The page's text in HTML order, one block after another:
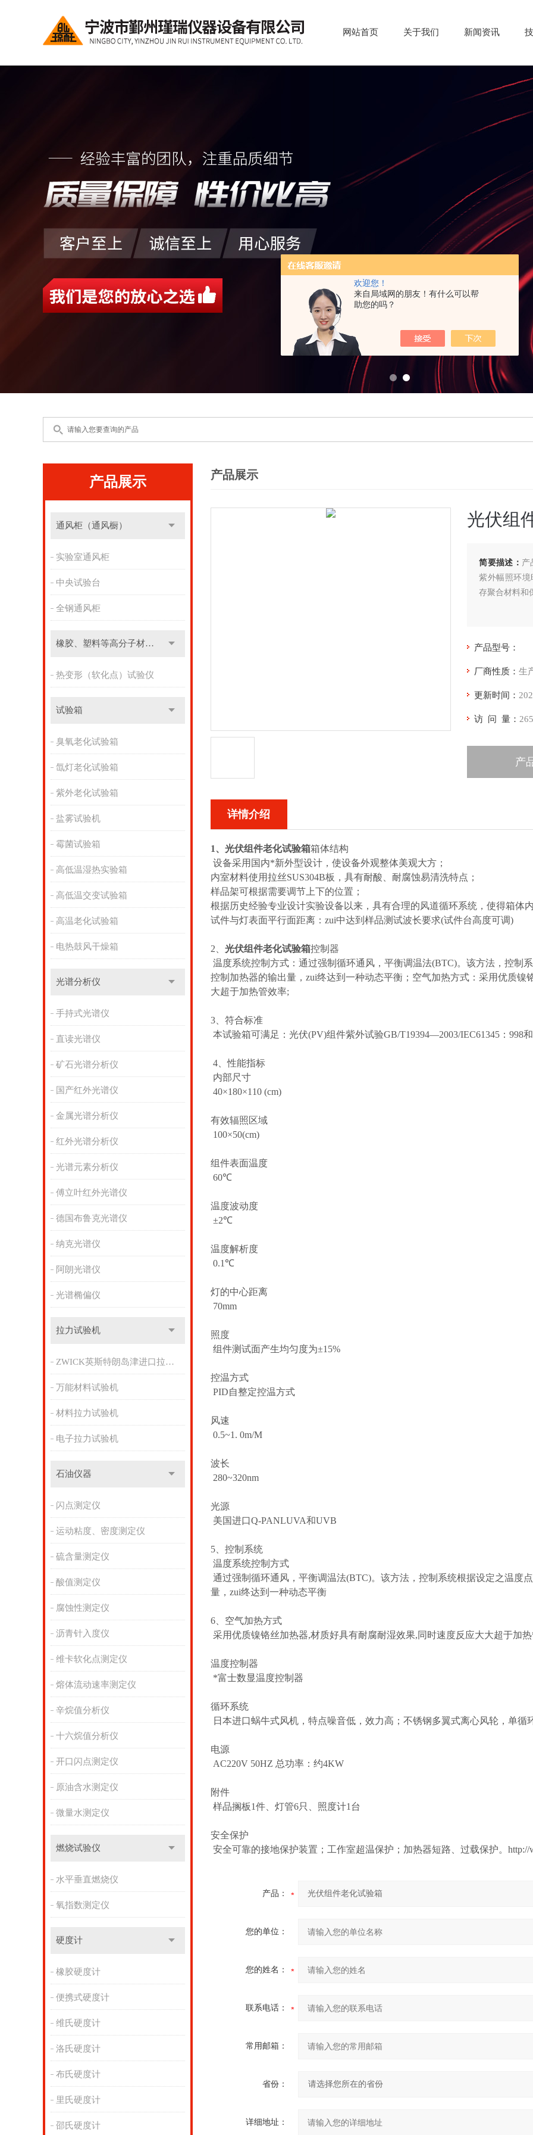
欢迎您！
来自局域网的朋友！有什么可以帮
助您的吗？
网站首页 关于我们 新闻资讯
产品展示
通风柜（通风橱）
实验室通风柜
中央试验台
全钢通风柜
橡胶、塑料等高分子材料实验设备
热变形（软化点）试验仪
试验箱
臭氧老化试验箱
氙灯老化试验箱
紫外老化试验箱
盐雾试验机
霉菌试验箱
高低温湿热实验箱
高低温交变试验箱
高温老化试验箱
电热鼓风干燥箱
光谱分析仪
手持式光谱仪
直读光谱仪
矿石光谱分析仪
国产红外光谱仪
金属光谱分析仪
红外光谱分析仪
光谱元素分析仪
傅立叶红外光谱仪
德国布鲁克光谱仪
纳克光谱仪
阿朗光谱仪
光谱椭偏仪
拉力试验机
ZWICK英斯特朗岛津进口拉力机
万能材料试验机
材料拉力试验机
电子拉力试验机
石油仪器
闪点测定仪
运动粘度、密度测定仪
硫含量测定仪
酸值测定仪
腐蚀性测定仪
沥青针入度仪
维卡软化点测定仪
熔体流动速率测定仪
辛烷值分析仪
十六烷值分析仪
开口闪点测定仪
原油含水测定仪
微量水测定仪
燃烧试验仪
水平垂直燃烧仪
氧指数测定仪
硬度计
橡胶硬度计
便携式硬度计
维氏硬度计
洛氏硬度计
布氏硬度计
里氏硬度计
邵氏硬度计
产品展示
光伏组
简要描述： 产
紫外幅照环
存聚合材料和
产品型号：
厂商性质：生
更新时间：
访 问 量：
产
详情介绍
1、光伏组件老化试验箱箱体结构
设备采用国内*新外型设计，使设备外观整体美观大方；
内室材料使用拉丝SUS304B板，具有耐酸、耐腐蚀易清洗特点；
样品架可根据需要调节上下的位置；
根据历史经验专业设计实验设备以来，具有合理的风道循环系统，使得箱体
试件与灯表面平行面距离：zui中达到样品测试波长要求(试件台高度可调)
2、 光伏组件老化试验箱控制器
温度系统控制方式：通过强制循环通风，平衡调温法(BTC)。该方法，控制
控制加热器的输出量，zui终达到一种动态平衡；空气加热方式：采用优质
大超于加热管效率;
3、 符合标准
本试验箱可满足：光伏(PV)组件紫外试验GB/T19394—2003/IEC61345：998
4、性能指标
内部尺寸
40×180×110 (cm)
有效辐照区域
100×50(cm)
组件表面温度
60℃
温度波动度
±2℃
温度解析度
0.1℃
灯的中心距离
70mm
照度
组件测试面产生均匀度为±15%
控温方式
PID自整定控温方式
风速
0.5~1. 0m/M
波长
280~320nm
光源
美国进口Q-PANLUVA和UVB
5、 控制系统
温度系统控制方式
通过强制循环通风，平衡调温法(BTC)。该方法，控制系统根据设定之温度
量，zui终达到一种动态平衡
6、 空气加热方式
采用优质镍铬丝加热器,材质好具有耐腐耐湿效果,同时速度反应大大超于加
温度控制器
*富士数显温度控制器
循环系统
日本进口蜗牛式风机，特点噪音低，效力高；不锈钢多翼式离心风轮，单
电源
AC220V 50HZ 总功率：约4KW
附件
样品搁板1件、灯管6只、照度计1台
安全保护
安全可靠的接地保护装置；工作室超温保护；加热器短路、过载保护。http://
产品：
您的单位：
您的姓名：
联系电话：
常用邮箱：
省份：
详细地址：